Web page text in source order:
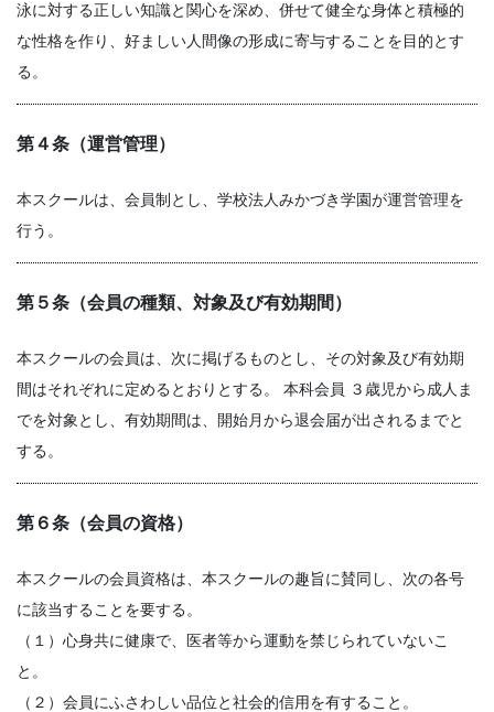
泳に対する正しい知識と関心を深め、併せて健全な身体と積極的
な性格を作り、好ましい人間像の形成に寄与することを目的とす
る。
第４条（運営管理）
本スクールは、会員制とし、学校法人みかづき学園が運営管理を
行う。
第５条（会員の種類、対象及び有効期間）
本スクールの会員は、次に掲げるものとし、その対象及び有効期
間はそれぞれに定めるとおりとする。 本科会員 ３歳児から成人ま
でを対象とし、有効期間は、開始月から退会届が出されるまでと
する。
第６条（会員の資格）
本スクールの会員資格は、本スクールの趣旨に賛同し、次の各号
に該当することを要する。
（１）心身共に健康で、医者等から運動を禁じられていないこ
と。
（２）会員にふさわしい品位と社会的信用を有すること。